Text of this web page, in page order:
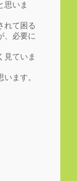
思いま
れて困る
、必要に
見ていま
ます。